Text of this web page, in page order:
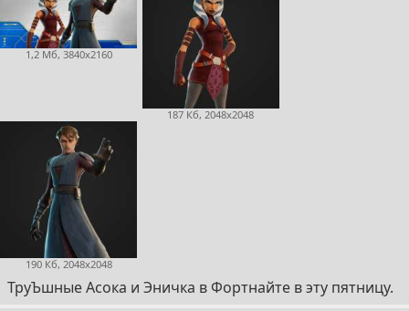
1,2 Мб, 3840x2160
187 Кб, 2048x2048
190 Кб, 2048x2048
ТруЪшные Асока и Эничка в Фортнайте в эту пятницу.